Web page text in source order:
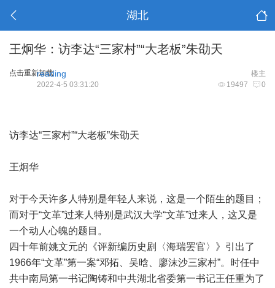
湖北
王炯华：访李达“三家村”“大老板”朱劭天
点击重新加载 楼主
reading
19497 0
2022-4-5 03:31:20
访李达“三家村”“大老板”朱劭天
王炯华
对于今天许多人特别是年轻人来说，这是一个陌生的题目；
而对于“文革”过来人特别是武汉大学“文革”过来人，这又是
一个动人心魄的题目。
四十年前姚文元的《评新编历史剧〈海瑞罢官〉》引出了
1966年“文革”第一案“邓拓、吴晗、廖沫沙三家村”。时任中
共中南局第一书记陶铸和中共湖北省委第一书记王任重为了